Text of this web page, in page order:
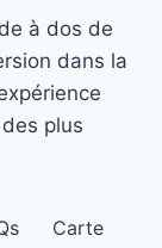
à dos de
dans la
plus
Carte